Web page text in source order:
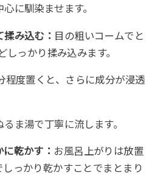
に馴染ませます。
み込む： 目の粗いコームでと
しっかり揉み込みます。
程度置くと、さらに成分が浸透
るま湯で丁寧に流します。
に乾かす： お風呂上がりは放置
っかり乾かすことでまとまり